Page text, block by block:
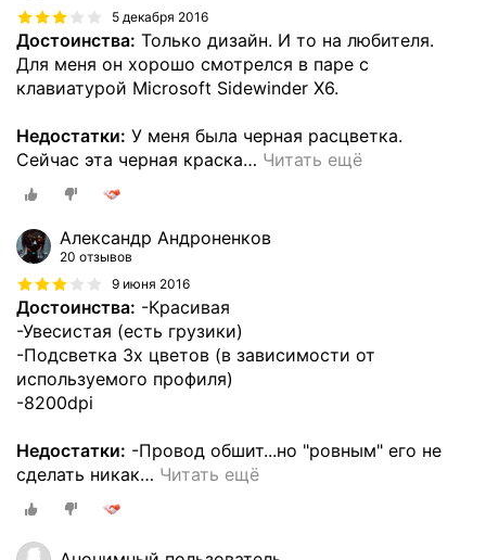
5 декабря 2016
Достоинства: Только дизайн. И то на любителя.
Для меня он хорошо смотрелся в паре с
клавиатурой Microsoft Sidewinder X6.
Недостатки: У меня была черная расцветка.
Сейчас эта черная краска… Читать ещё
Александр Андроненков
20 отзывов
9 июня 2016
Достоинства: -Красивая
-Увесистая (есть грузики)
-Подсветка 3х цветов (в зависимости от
используемого профиля)
-8200dpi
Недостатки: -Провод обшит...но "ровным" его не
сделать никак… Читать ещё